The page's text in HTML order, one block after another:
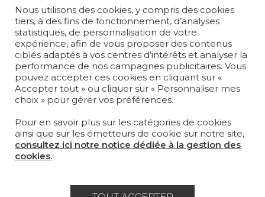
PROJETS
SUR-MESURE
MAGAZINE
LA MAISON
OÙ NOUS TROUVER ?
Nous utilisons des cookies, y compris des cookies
tiers, à des fins de fonctionnement, d’analyses
statistiques, de personnalisation de votre
expérience, afin de vous proposer des contenus
ciblés adaptés à vos centres d’intérêts et analyser la
performance de nos campagnes publicitaires. Vous
pouvez accepter ces cookies en cliquant sur «
Accepter tout » ou cliquer sur « Personnaliser mes
choix » pour gérer vos préférences.
Pour en savoir plus sur les catégories de cookies
ainsi que sur les émetteurs de cookie sur notre site,
consultez ici notre notice dédiée à la gestion des
cookies.